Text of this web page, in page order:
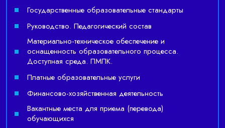
Государственные образовательные стандарты
Руководство. Педагогический состав
Материально-техническое обеспечение и
оснащенность образовательного процесса.
Доступная среда. ПМПК.
Платные образовательные услуги
Финансово-хозяйственная деятельность
Вакантные места для приема (перевода)
обучающихся